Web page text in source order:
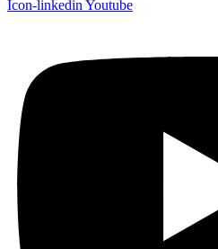
Icon-linkedin Youtube